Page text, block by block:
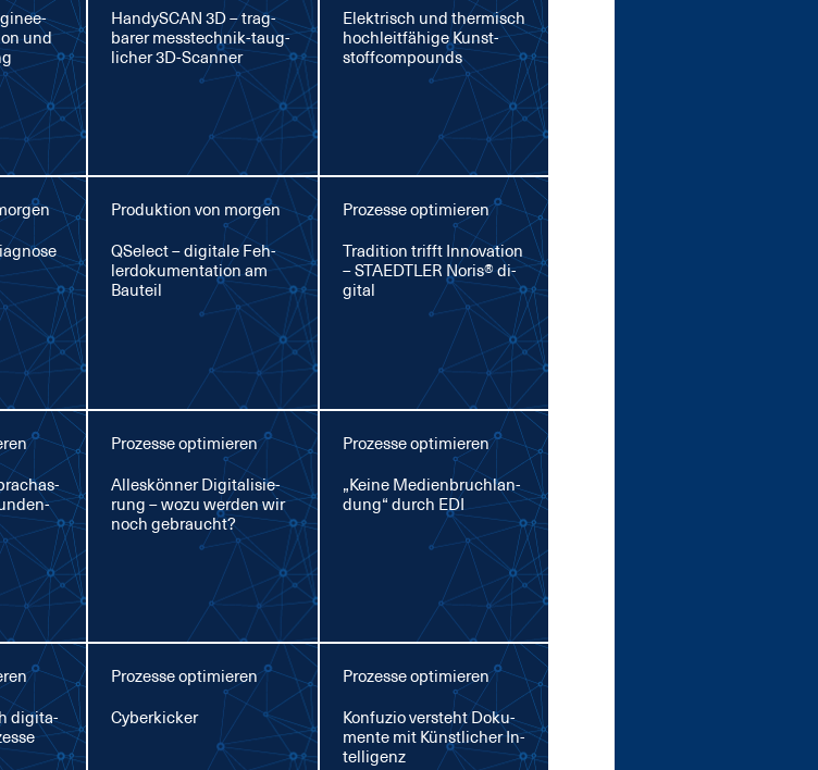
und
Han­dy­SCAN 3D – trag­
ba­rer mess­tech­nik-taug­
li­cher 3D-Scan­ner
Elek­trisch und ther­misch
hoch­leit­fä­hi­ge Kunst­
stoff­com­pounds
Produktion von morgen
QSelect – di­gi­ta­le Feh­
ler­do­ku­men­ta­ti­on am
Bau­teil
Prozesse optimieren
Tra­di­ti­on trifft In­no­va­ti­on
– STA­EDT­LER No­ris® di­
gi­tal
Prozesse optimieren
Al­les­kön­ner Di­gi­ta­li­sie­
rung – wo­zu wer­den wir
noch ge­braucht?
Prozesse optimieren
„Kei­ne Me­di­en­bruch­lan­
dung“ durch EDI
di­gi­ta­
Prozesse optimieren
Cy­ber­ki­cker
Prozesse optimieren
Kon­fu­zio ver­steht Do­ku­
men­te mit Künst­li­cher In­
tel­li­genz